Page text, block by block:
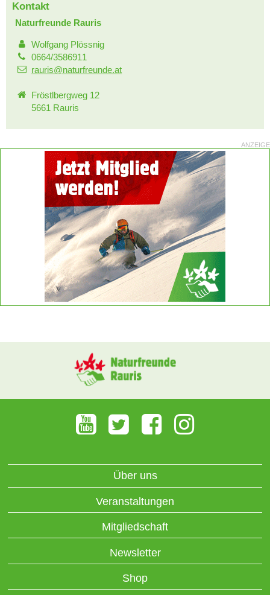
Kontakt
Naturfreunde Rauris
Wolfgang Plössnig
0664/3586911
rauris@naturfreunde.at
Fröstlbergweg 12
5661 Rauris
ANZEIGE
Über uns
Veranstaltungen
Mitgliedschaft
Newsletter
Shop